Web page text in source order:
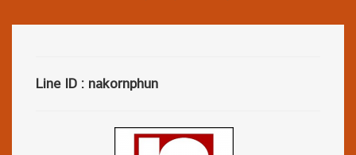
Line ID : nakornphun